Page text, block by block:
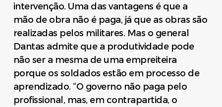
intervenção. Uma das vantagens é que a
mão de obra não é paga, já que as obras são
realizadas pelos militares. Mas o general
Dantas admite que a produtividade pode
não ser a mesma de uma empreiteira
porque os soldados estão em processo de
aprendizado. “O governo não paga pelo
profissional, mas, em contrapartida, o